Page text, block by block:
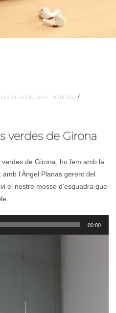
LES VEUS DEL MATÍ NOTÍCIES /
verdes de Girona
de Girona, ho fem amb la
l’Àngel Planas gerent del
el nostre mosso d’esquadra que
00:00